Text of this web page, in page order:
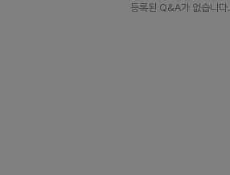
등록된 Q&A가 없습니다.